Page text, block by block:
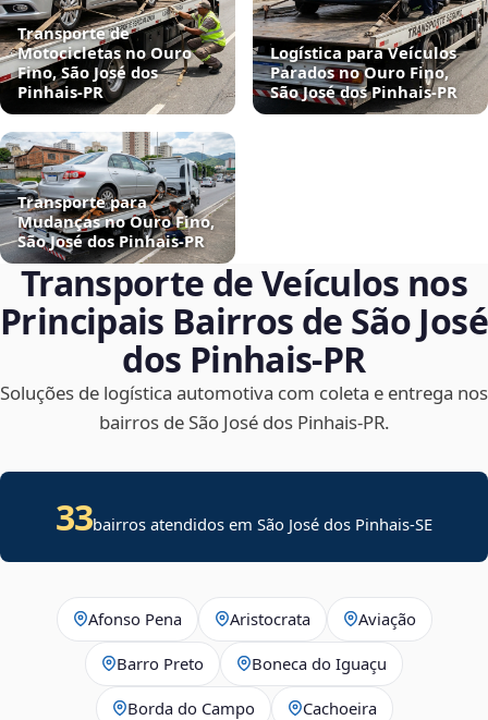
Transporte de
Motocicletas no Ouro
Fino, São José dos
Pinhais‑PR
Logística para Veículos
Parados no Ouro Fino,
São José dos Pinhais‑PR
Transporte para
Mudanças no Ouro Fino,
São José dos Pinhais‑PR
Transporte de Veículos nos
Principais Bairros de São José
dos Pinhais‑PR
Soluções de logística automotiva com coleta e entrega nos
bairros de São José dos Pinhais‑PR.
33bairros atendidos emSão José dos Pinhais-SE
Afonso Pena Aristocrata Aviação
Barro Preto Boneca do Iguaçu
Borda do Campo Cachoeira